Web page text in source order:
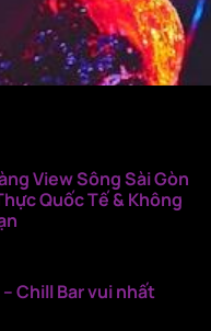
View Sông Sài Gòn
Quốc Tế & Không
– Chill Bar vui nhất